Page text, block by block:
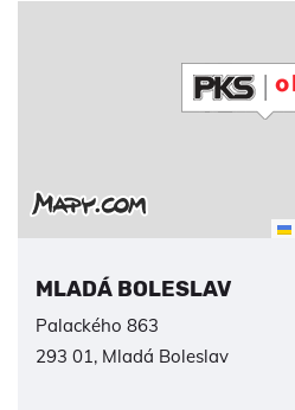
MLADÁ BOLESLAV
Palackého 863
293 01, Mladá Boleslav